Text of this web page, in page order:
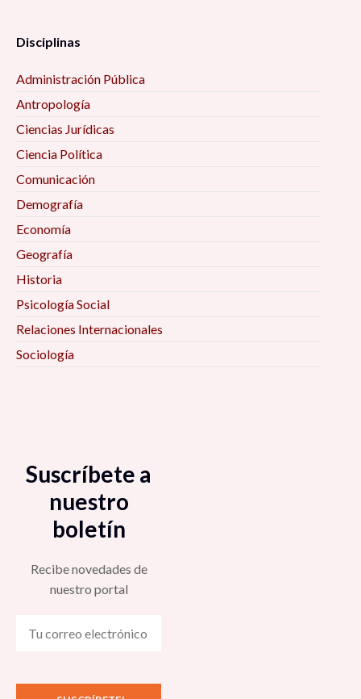
Disciplinas
Administración Pública
Antropología
Ciencias Jurídicas
Ciencia Política
Comunicación
Demografía
Economía
Geografía
Historia
Psicología Social
Relaciones Internacionales
Sociología
Suscríbete a
nuestro
boletín
Recibe novedades de
nuestro portal